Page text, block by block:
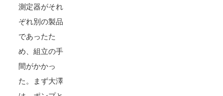
測定器がそれ
ぞれ別の製品
であったた
め、組立の手
間がかかっ
た。まず大澤